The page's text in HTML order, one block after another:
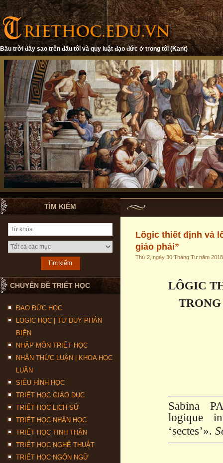
Bầu trời đầy sao trên đầu tôi và quy luật đạo đức ở trong tôi (Kant)
TÌM KIẾM
CHUYÊN ĐỀ TRIẾT HỌC
ĐẠO ĐỨC HỌC
LOGIC HỌC | TƯ DUY PHẢN
BIỆN
NHẬP MÔN TRIẾT HỌC
NHẬN THỨC LUẬN | KHOA HỌC
LUẬN
SIÊU HÌNH HỌC
TRIẾT HỌC GIÁO DỤC
TRIẾT HỌC LỊCH SỬ
TRIẾT HỌC NHÂN HỌC
TRIẾT HỌC TINH THẦN
TRIẾT HỌC NGHỆ THUẬT
TRIẾT HỌC NGÔN NGỮ
Lôgic thiết định và
giáo phái”
Thứ 2, ngày 30 Tháng Tư năm 2018
LÔGIC
Sabina
logique
‘sectes’».